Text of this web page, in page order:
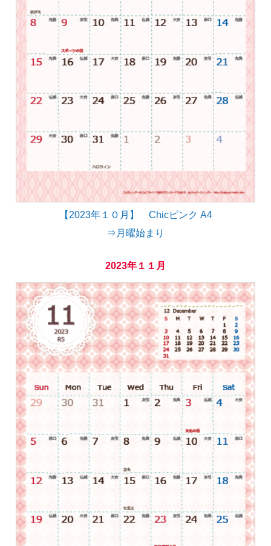
【2023年１０月】 Chicピンク A4
⇒月曜始まり
2023年１１月